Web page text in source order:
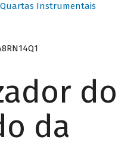
Instrumentais
do
da